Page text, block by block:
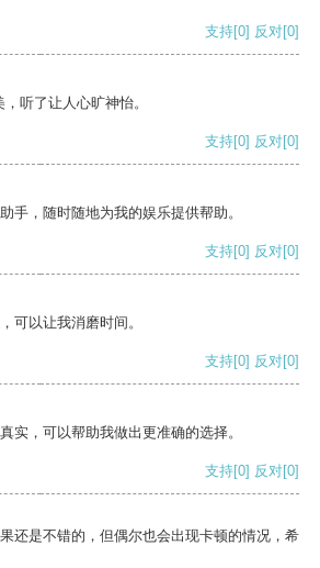
支持[0] 反对[0]
听了让人心旷神怡。
支持[0] 反对[0]
手，随时随地为我的娱乐提供帮助。
支持[0] 反对[0]
可以让我消磨时间。
支持[0] 反对[0]
实，可以帮助我做出更准确的选择。
支持[0] 反对[0]
还是不错的，但偶尔也会出现卡顿的情况，希